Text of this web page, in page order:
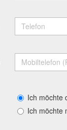
Ich möchte
Ich möchte